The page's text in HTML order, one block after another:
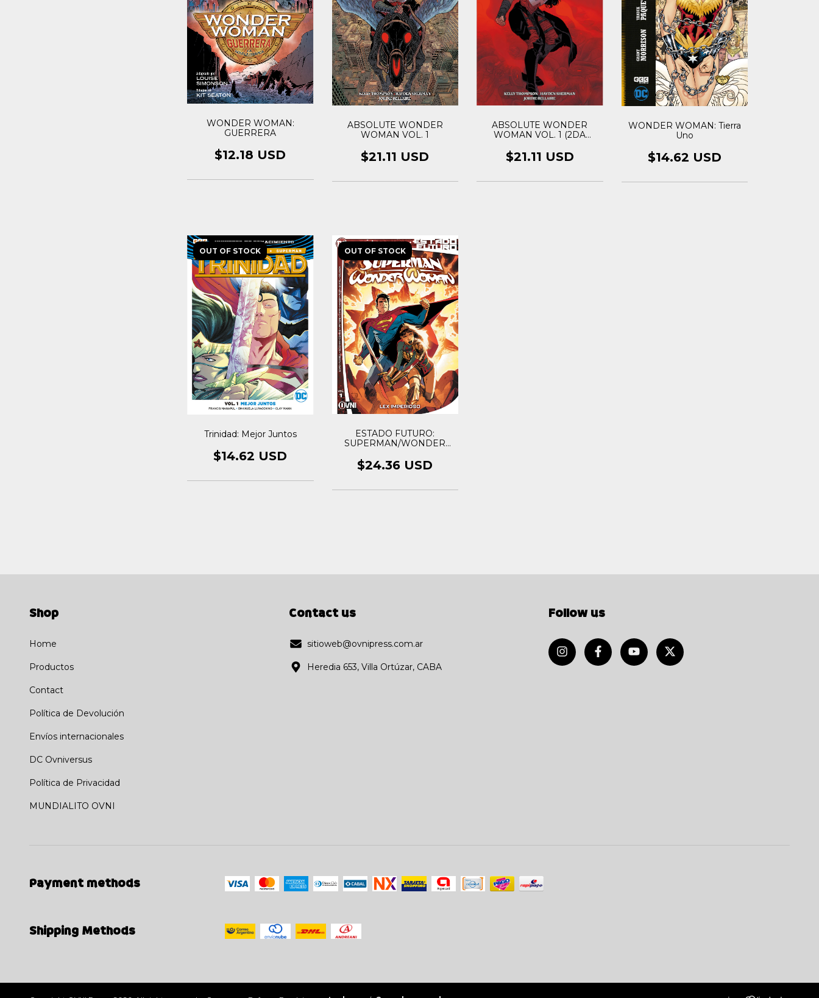
WONDER WOMAN:
GUERRERA
$12.18 USD
ABSOLUTE WONDER
WOMAN VOL. 1
$21.11 USD
ABSOLUTE WONDER
WOMAN VOL. 1 (2DA
$21.11 USD
WONDER WOMAN: Tierra
Uno
$14.62 USD
OUT OF STOCK
Trinidad: Mejor Juntos
$14.62 USD
OUT OF STOCK
ESTADO FUTURO:
SUPERMAN/WONDER
$24.36 USD
Shop
Home
Productos
Contact
Política de Devolución
Envíos internacionales
DC Ovniversus
Política de Privacidad
MUNDIALITO OVNI
Contact us
sitioweb@ovnipress.com.ar
Heredia 653, Villa Ortúzar, CABA
Follow us
Payment methods
Shipping Methods